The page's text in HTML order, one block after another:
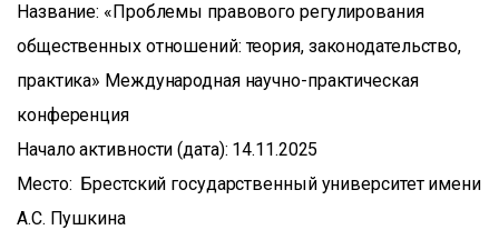
Название: «Проблемы правового регулирования
общественных отношений: теория, законодательство,
практика» Международная научно-практическая
конференция
Начало активности (дата): 14.11.2025
Место: Брестский государственный университет имени
А.С. Пушкина